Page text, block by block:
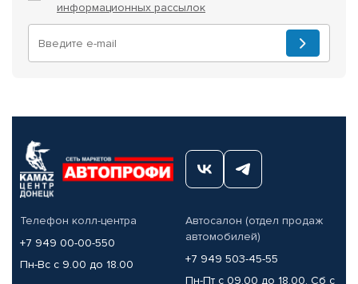
информационных рассылок
Телефон колл-центра
+7 949 00-00-550
Пн-Вс с 9.00 до 18.00
Автосалон (отдел продаж
автомобилей)
+7 949 503-45-55
Пн-Пт с 09.00 до 18.00, Сб с